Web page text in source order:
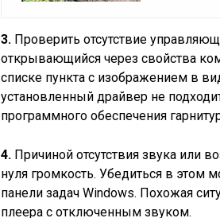
3. Проверить отсутствие
открывающийся через свойства
списке пункта с изображением в
установленный драйвер не
программного обеспечения
4. Причиной отсутствия звука или
нуля громкость. Убедиться в этом
панели задач Windows. Похожая
плеера с отключенным звуком.